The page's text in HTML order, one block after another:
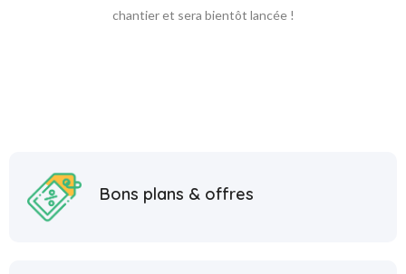
chantier et sera bientôt lancée !
Bons plans & offres